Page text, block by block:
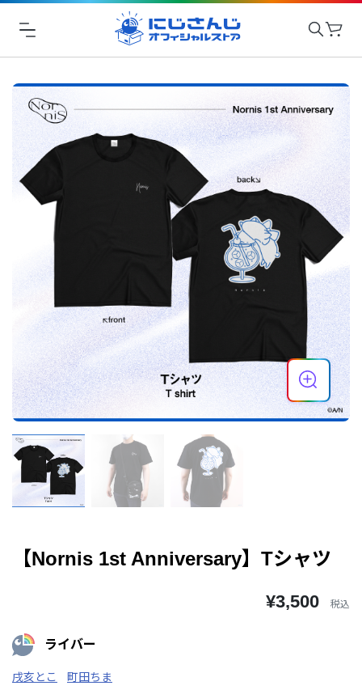
【Nornis 1st Anniversary】Tシャツ
¥3,500 税込
ライバー
戌亥とこ 町田ちま